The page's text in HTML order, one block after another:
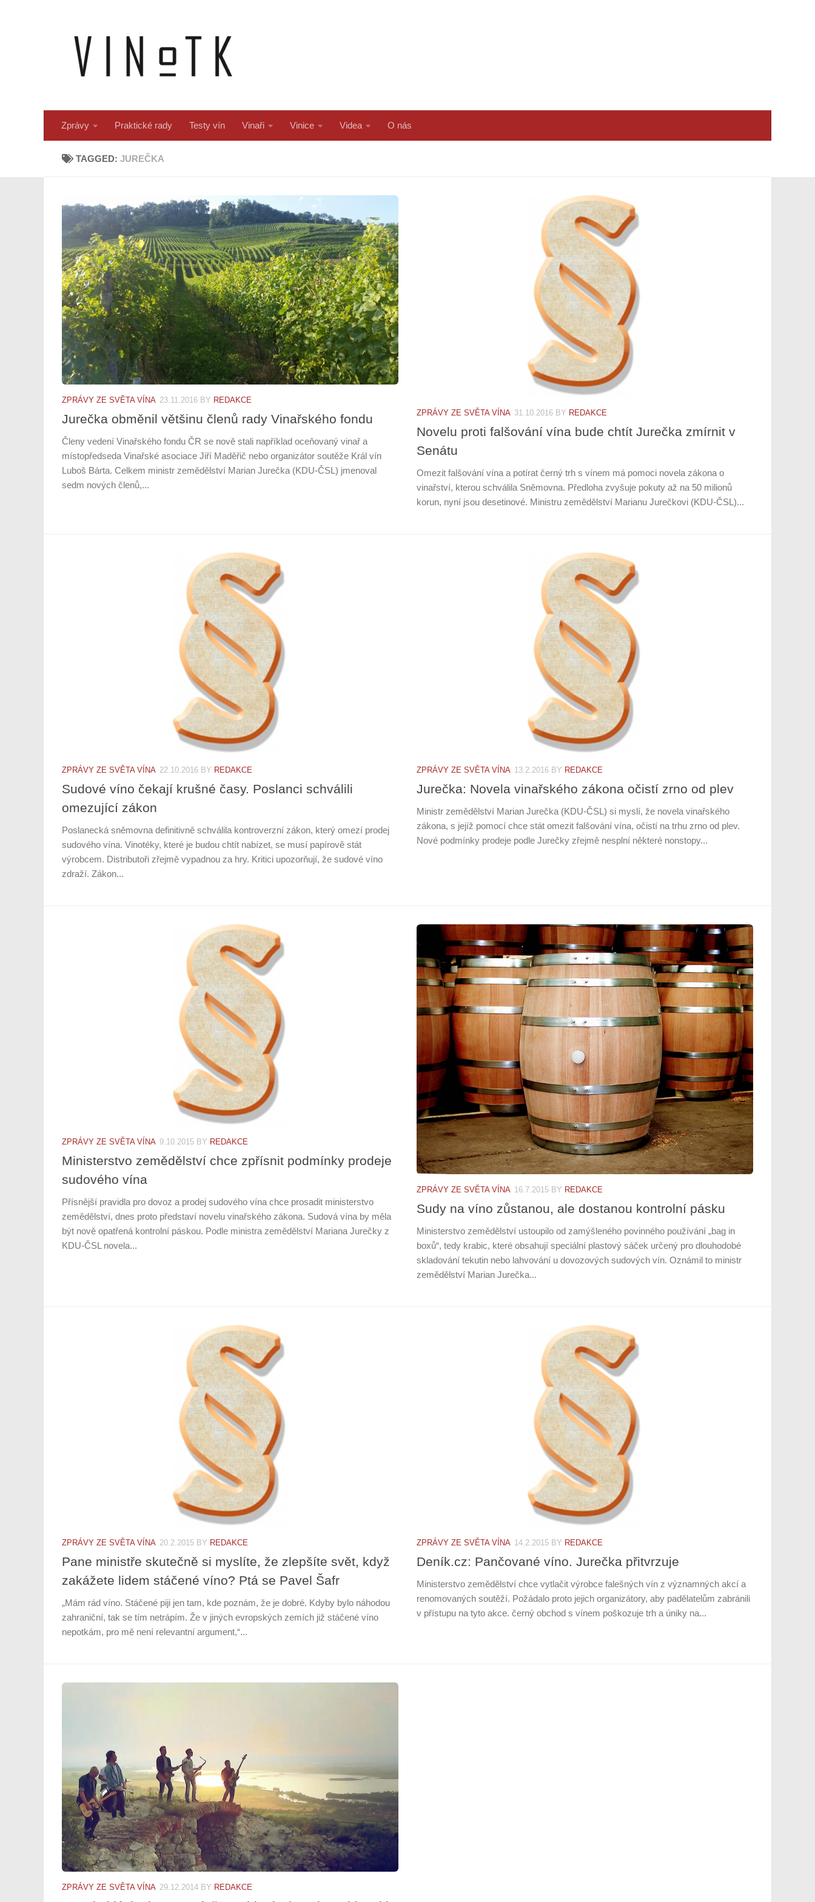
Zprávy Praktické rady Testy vín Vinaři Vinice Videa O nás
TAGGED:JUREČKA
ZPRÁVY ZE SVĚTA VÍNA 23.11.2016 BY REDAKCE
Jurečka obměnil většinu členů rady Vinařského fondu
Členy vedení Vinařského fondu ČR se nově stali například oceňovaný vinař a
místopředseda Vinařské asociace Jiří Maděřič nebo organizátor soutěže Král vín
Luboš Bárta. Celkem ministr zemědělství Marian Jurečka (KDU-ČSL) jmenoval
sedm nových členů,...
ZPRÁVY ZE SVĚTA VÍNA 31.10.2016 BY REDAKCE
Novelu proti falšování vína bude chtít Jurečka zmírnit v
Senátu
Omezit falšování vína a potírat černý trh s vínem má pomoci novela zákona o
vinařství, kterou schválila Sněmovna. Předloha zvyšuje pokuty až na 50 milionů
korun, nyní jsou desetinové. Ministru zemědělství Marianu Jurečkovi (KDU-ČSL)...
ZPRÁVY ZE SVĚTA VÍNA 22.10.2016 BY REDAKCE
Sudové víno čekají krušné časy. Poslanci schválili
omezující zákon
Poslanecká sněmovna definitivně schválila kontroverzní zákon, který omezí prodej
sudového vína. Vinotéky, které je budou chtít nabízet, se musí papírově stát
výrobcem. Distributoři zřejmě vypadnou za hry. Kritici upozorňují, že sudové víno
zdraží. Zákon...
ZPRÁVY ZE SVĚTA VÍNA 13.2.2016 BY REDAKCE
Jurečka: Novela vinařského zákona očistí zrno od plev
Ministr zemědělství Marian Jurečka (KDU-ČSL) si myslí, že novela vinařského
zákona, s jejíž pomocí chce stát omezit falšování vína, očistí na trhu zrno od plev.
Nové podmínky prodeje podle Jurečky zřejmě nesplní některé nonstopy...
ZPRÁVY ZE SVĚTA VÍNA 9.10.2015 BY REDAKCE
Ministerstvo zemědělství chce zpřísnit podmínky prodeje
sudového vína
Přísnější pravidla pro dovoz a prodej sudového vína chce prosadit ministerstvo
zemědělství, dnes proto představí novelu vinařského zákona. Sudová vína by měla
být nově opatřená kontrolní páskou. Podle ministra zemědělství Mariana Jurečky z
KDU-ČSL novela...
ZPRÁVY ZE SVĚTA VÍNA 16.7.2015 BY REDAKCE
Sudy na víno zůstanou, ale dostanou kontrolní pásku
Ministerstvo zemědělství ustoupilo od zamýšleného povinného používání „bag in
boxů“, tedy krabic, které obsahují speciální plastový sáček určený pro dlouhodobé
skladování tekutin nebo lahvování u dovozových sudových vín. Oznámil to ministr
zemědělství Marian Jurečka...
ZPRÁVY ZE SVĚTA VÍNA 20.2.2015 BY REDAKCE
Pane ministře skutečně si myslíte, že zlepšíte svět, když
zakážete lidem stáčené víno? Ptá se Pavel Šafr
„Mám rád víno. Stáčené piji jen tam, kde poznám, že je dobré. Kdyby bylo náhodou
zahraniční, tak se tím netrápím. Že v jiných evropských zemích již stáčené víno
nepotkám, pro mě není relevantní argument,“...
ZPRÁVY ZE SVĚTA VÍNA 14.2.2015 BY REDAKCE
Deník.cz: Pančované víno. Jurečka přitvrzuje
Ministerstvo zemědělství chce vytlačit výrobce falešných vín z významných akcí a
renomovaných soutěží. Požádalo proto jejich organizátory, aby padělatelům zabránili
v přístupu na tyto akce. černý obchod s vínem poškozuje trh a úniky na...
ZPRÁVY ZE SVĚTA VÍNA 29.12.2014 BY REDAKCE